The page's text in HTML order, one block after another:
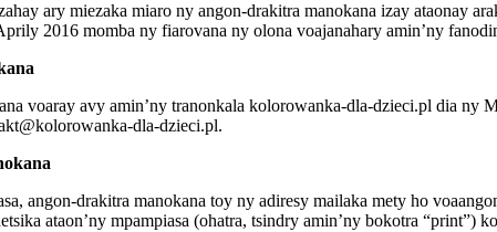
ary miezaka miaro ny angon-drakitra manokana izay ataonay
2016 momba ny fiarovana ny olona voajanahary amin’ny
voaray avy amin’ny tranonkala kolorowanka-dla-dzieci.pl dia
dla-dzieci.pl.
angon-drakitra manokana toy ny adiresy mailaka mety ho
ataon’ny mpampiasa (ohatra, tsindry amin’ny bokotra “print”)